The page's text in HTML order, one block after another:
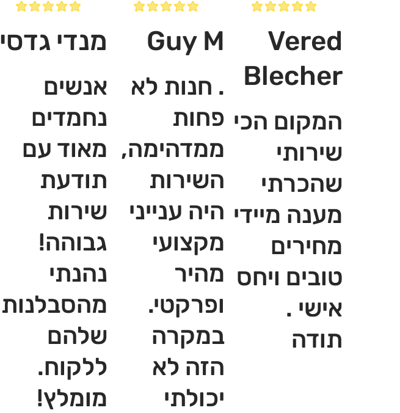
מנדי גדסי
אנשים
נחמדים
מאוד עם
תודעת
שירות
גבוהה!
נהנתי
מהסבלנות
שלהם
ללקוח.
מומלץ!
Guy M
. חנות לא
פחות
ממדהימה,
השירות
היה ענייני
מקצועי
מהיר
ופרקטי.
במקרה
הזה לא
יכולתי
Vered
Blecher
המקום הכי
שירותי
שהכרתי
מענה מיידי
מחירים
טובים ויחס
אישי .
תודה